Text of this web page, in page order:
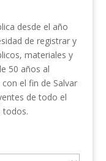
desde el año
de registrar y
materiales y
50 años al
el fin de Salvar
de todo el
todos.